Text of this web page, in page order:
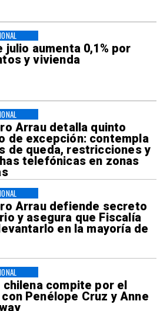
julio aumenta 0,1% por
y vivienda
Arrau detalla quinto
de excepción: contempla
de queda, restricciones y
telefónicas en zonas
Arrau defiende secreto
y asegura que Fiscalía
en la mayoría de
compite por el
Penélope Cruz y Anne